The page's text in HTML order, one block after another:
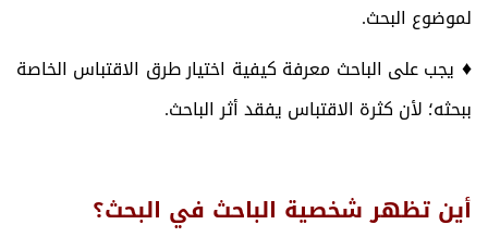
لموضوع البحث.
♦ يجب على الباحث معرفة كيفية اختيار طرق الاقتباس الخاصة
ببحثه؛ لأن كثرة الاقتباس يفقد أثر الباحث.
أين تظهر شخصية الباحث في البحث؟